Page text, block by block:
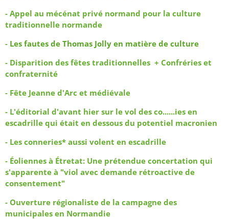
- Appel au mécénat privé normand pour la culture
traditionnelle normande
- Les fautes de Thomas Jolly en matière de culture
- Disparition des fêtes traditionnelles + Confréries et
confraternité
- Fête Jeanne d'Arc et médiévale
- L'éditorial d'avant hier sur le vol des co......ies en
escadrille qui était en dessous du potentiel macronien
- Les conneries* aussi volent en escadrille
- Éoliennes à Étretat: Une prétendue concertation qui
s'apparente à "viol avec demande rétroactive de
consentement"
- Ouverture régionaliste de la campagne des
municipales en Normandie